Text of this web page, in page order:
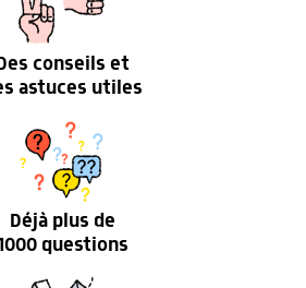
conseils et
astuces utiles
Déjà plus de
questions